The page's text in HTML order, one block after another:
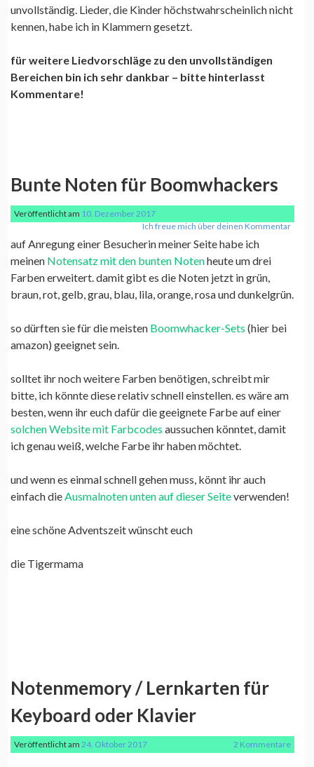
unvollständig. Lieder, die Kinder höchstwahrscheinlich nicht
kennen, habe ich in Klammern gesetzt.
für weitere Liedvorschläge zu den unvollständigen
Bereichen bin ich sehr dankbar – bitte hinterlasst
Kommentare!
Bunte Noten für Boomwhackers
Veröffentlicht am 10. Dezember 2017
Ich freue mich über deinen Kommentar
auf Anregung einer Besucherin meiner Seite habe ich
meinen Notensatz mit den bunten Notenheute um drei
Farben erweitert. damit gibt es die Noten jetzt in grün,
braun, rot, gelb, grau, blau, lila, orange, rosa und dunkelgrün.
so dürften sie für die meisten Boomwhacker-Sets (hier bei
amazon) geeignet sein.
solltet ihr noch weitere Farben benötigen, schreibt mir
bitte, ich könnte diese relativ schnell einstellen. es wäre am
besten, wenn ihr euch dafür die geeignete Farbe auf einer
solchen Website mit Farbcodes aussuchen könntet, damit
ich genau weiß, welche Farbe ihr haben möchtet.
und wenn es einmal schnell gehen muss, könnt ihr auch
einfach dieAusmalnoten unten auf dieser Seiteverwenden!
eine schöne Adventszeit wünscht euch
die Tigermama
Notenmemory / Lernkarten für
Keyboard oder Klavier
Veröffentlicht am24. Oktober 2017 2 Kommentare